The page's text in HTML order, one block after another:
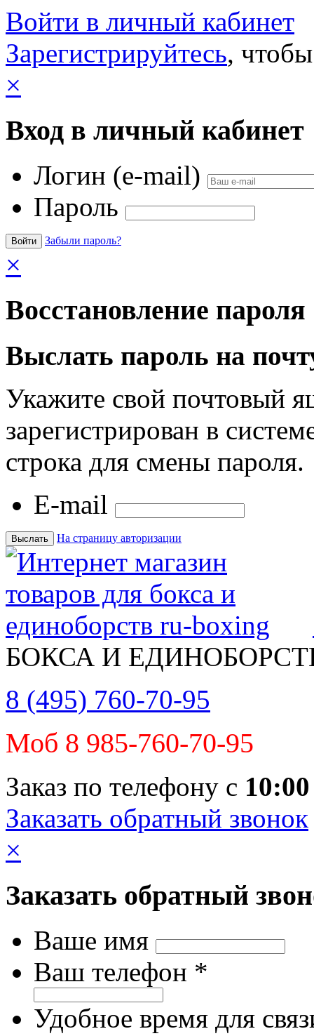
Войти в личный кабинет
Зарегистрируйтесь,
×
Вход в личный кабинет
Логин (e-mail)
Пароль
Забыли пароль?
×
Восстановление пароля
Выслать пароль на
Укажите свой почтовый
зарегистрирован в
строка для смены пароля.
E-mail
На страницу авторизации
БОКСА И
8 (495) 760-70-95
Моб 8 985-760-70-95
Заказ по телефону с 10:00
Заказать обратный звонок
×
Заказать обратный
Ваше имя
Ваш телефон *
Удобное время для